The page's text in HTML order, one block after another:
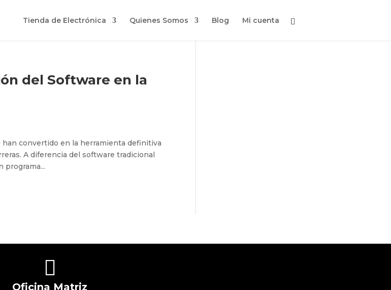
Tienda de Electrónica Quienes Somos Blog Mi cuenta
del Software en la
convertido en la herramienta definitiva
A diferencia del software tradicional
programa...

Oficina Matriz